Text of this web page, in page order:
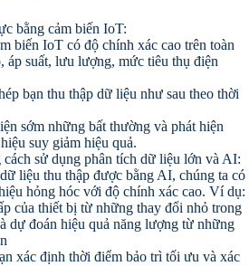
bằng cảm biến IoT:
biến IoT có độ chính xác cao trên toàn
áp suất, lưu lượng, mức tiêu thụ điện
bạn thu thập dữ liệu như sau theo thời
sớm những bất thường và phát hiện
suy giảm hiệu quả.
sử dụng phân tích dữ liệu lớn và AI:
liệu thu thập được bằng AI, chúng ta có
hỏng hóc với độ chính xác cao. Ví dụ:
của thiết bị từ những thay đổi nhỏ trong
dự đoán hiệu quả năng lượng từ những
xác định thời điểm bảo trì tối ưu và xác